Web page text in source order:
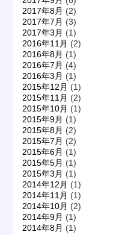
2017年8月 (2)
2017年7月 (3)
2017年3月 (1)
2016年11月 (2)
2016年8月 (1)
2016年7月 (4)
2016年3月 (1)
2015年12月 (1)
2015年11月 (2)
2015年10月 (1)
2015年9月 (1)
2015年8月 (2)
2015年7月 (2)
2015年6月 (1)
2015年5月 (1)
2015年3月 (1)
2014年12月 (1)
2014年11月 (1)
2014年10月 (2)
2014年9月 (1)
2014年8月 (1)